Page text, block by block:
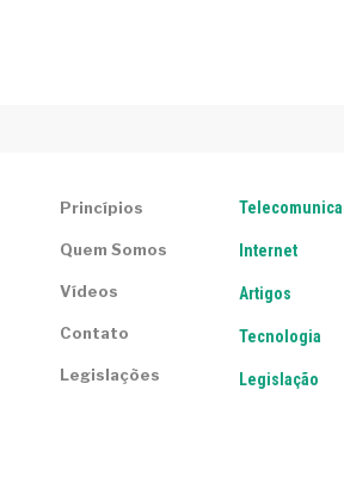
Princípios
Quem Somos
Vídeos
Contato
Legislações
Internet
Artigos
Tecnologia
Legislação